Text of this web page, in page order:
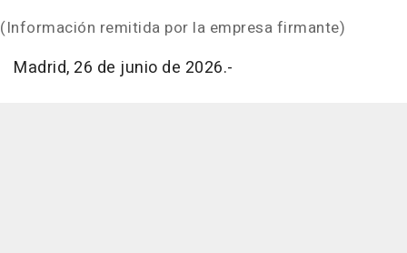
(Información remitida por la empresa firmante)
Madrid, 26 de junio de 2026.-